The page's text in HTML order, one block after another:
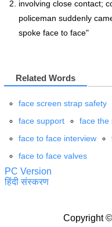
involving close contact;
policeman suddenly
spoke face to face"
Related Words
face screen strap safety
face support
face the
face to face interview
face to face valves
PC Version
हिंदी संस्करण
Copyright